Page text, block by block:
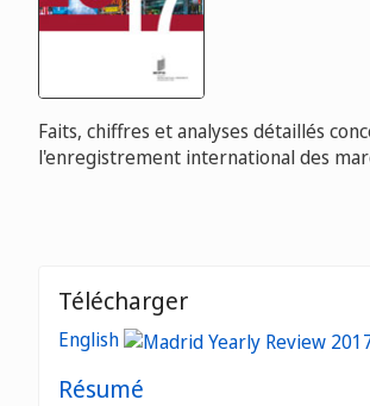
Faits, chiffres et analyses détaillés
l'enregistrement international des
Télécharger
English
Résumé